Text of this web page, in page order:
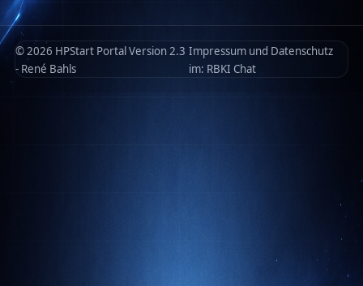
© 2026 HPStart Portal Version 2.3
- René Bahls
Impressum und Datenschutz
im: RBKI Chat